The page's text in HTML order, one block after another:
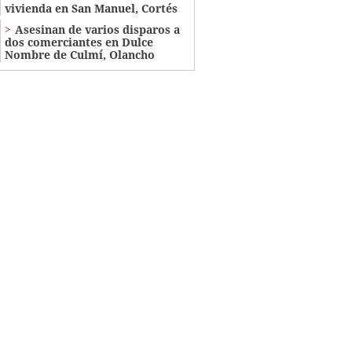
vivienda en San Manuel, Cortés
Asesinan de varios disparos a
dos comerciantes en Dulce
Nombre de Culmí, Olancho